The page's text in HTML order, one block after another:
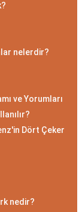
nelerdir?
ve Yorumları
Dört Çeker
nedir?